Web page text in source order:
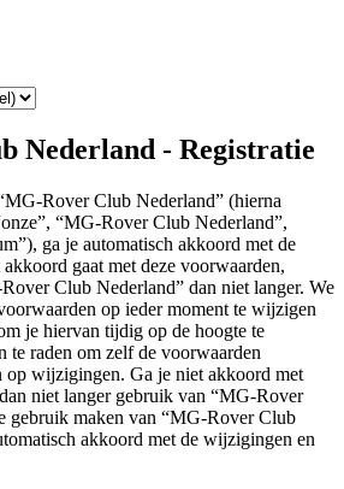
Nederland - Registratie
Rover Club Nederland” (hierna
“MG-Rover Club Nederland”,
ga je automatisch akkoord met de
gaat met deze voorwaarden,
Club Nederland” dan niet langer. We
op ieder moment te wijzigen
je hiervan tijdig op de hoogte te
te raden om zelf de voorwaarden
op wijzigingen. Ga je niet akkoord met
niet langer gebruik van “MG-Rover
gebruik maken van “MG-Rover Club
akkoord met de wijzigingen en